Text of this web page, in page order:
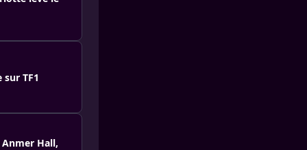
TF1
Hall,